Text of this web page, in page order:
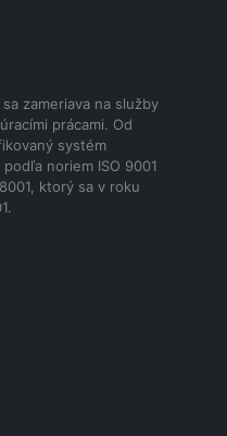
zameriava na služby
prácami. Od
systém
noriem ISO 9001
ktorý sa v roku